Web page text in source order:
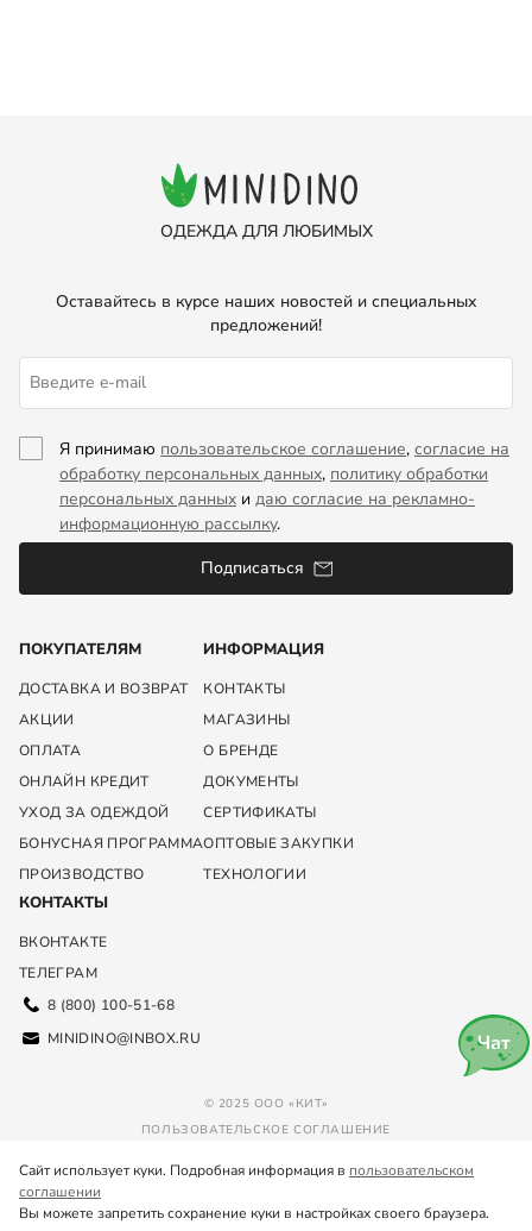
ОДЕЖДА ДЛЯ ЛЮБИМЫХ
ПОКУПАТЕЛЯМ
ДОСТАВКА И ВОЗВРАТ
АКЦИИ
ОПЛАТА
ОНЛАЙН КРЕДИТ
УХОД ЗА ОДЕЖДОЙ
БОНУСНАЯ ПРОГРАММА
ПРОИЗВОДСТВО
ИНФОРМАЦИЯ
КОНТАКТЫ
МАГАЗИНЫ
О БРЕНДЕ
ДОКУМЕНТЫ
СЕРТИФИКАТЫ
ОПТОВЫЕ ЗАКУПКИ
ТЕХНОЛОГИИ
КОНТАКТЫ
ВКОНТАКТЕ
ТЕЛЕГРАМ
8 (800) 100-51-68
MINIDINO@INBOX.RU
Оставайтесь в курсе наших новостей и специальных
предложений!
Я принимаю пользовательское соглашение, согласие на
обработку персональных данных, политику обработки
персональных данных и даю согласие на рекламно-
информационную рассылку.
Подписаться
© 2025 ООО «КИТ»
ПОЛЬЗОВАТЕЛЬСКОЕ СОГЛАШЕНИЕ
МОБИЛЬНОЕ ПРИЛОЖЕНИЕ
Сайт использует куки. Подробная информация в пользовательском
соглашении
Вы можете запретить сохранение куки в настройках своего браузера.
Чат